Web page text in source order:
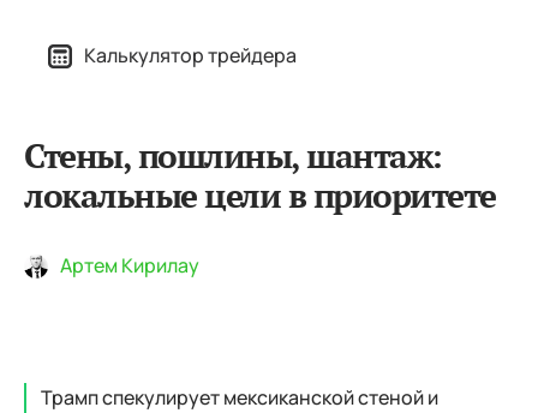
Калькулятор трейдера
Стены, пошлины, шантаж:
локальные цели в приоритете
Артем Кирилау
Трамп спекулирует мексиканской стеной и